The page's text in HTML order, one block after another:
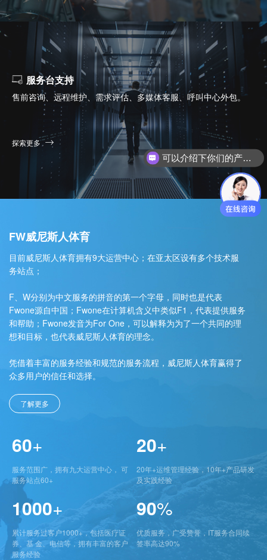
服务台支持
售前咨询、远程维护、需求评估、多媒体客服、呼叫中心外包。
探索更多
FW威尼斯人体育
目前威尼斯人体育拥有9大运营中心；在亚太区设有多个技术服
务站点；
F、W分别为中文服务的拼音的第一个字母，同时也是代表
Fwone源自中国；Fwone在计算机含义中类似F1，代表提供服务
和帮助；Fwone发音为For One，可以解释为为了一个共同的理
想和目标，也代表威尼斯人体育的理念。
凭借着丰富的服务经验和规范的服务流程，威尼斯人体育赢得了
众多用户的信任和选择。
了解更多
60+
服务范围广，拥有九大运营中心， 可
服务站点60+
20+
20年+运维管理经验，10年+产品研发
及实践经验
1000+
累计服务过客户1000+，包括医疗证
券、基 金、电信等，拥有丰富的客户
服务经验
90%
优质服务，广受赞誉，IT服务合同续
签率高达90%
可以介绍下你们的产品么？